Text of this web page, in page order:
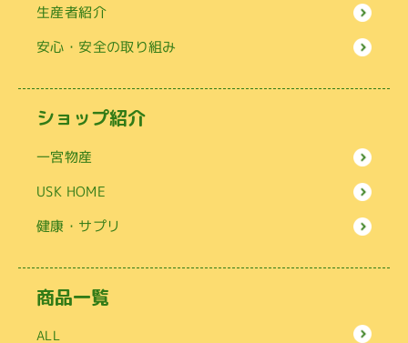
生産者紹介
安心・安全の取り組み
ショップ紹介
一宮物産
USK HOME
健康・サプリ
商品一覧
ALL